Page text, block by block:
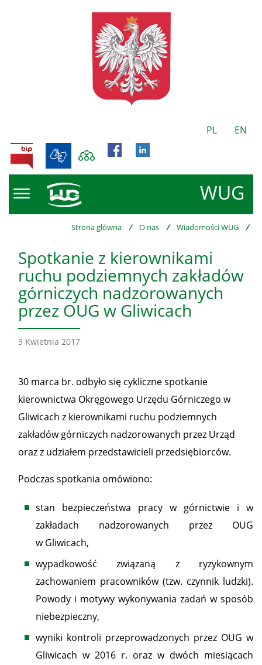
PL EN
WUG
BIP
Strona główna / O nas / Wiadomości WUG /
Spotkanie z kierownikami
ruchu podziemnych zakładów
górniczych nadzorowanych
przez OUG w Gliwicach
3 Kwietnia 2017
30 marca br. odbyło się cykliczne spotkanie
kierownictwa Okręgowego Urzędu Górniczego w
Gliwicach z kierownikami ruchu podziemnych
zakładów górniczych nadzorowanych przez Urząd
oraz z udziałem przedstawicieli przedsiębiorców.
Podczas spotkania omówiono:
stan bezpieczeństwa pracy w górnictwie i w
zakładach nadzorowanych przez OUG
w Gliwicach,
wypadkowość związaną z ryzykownym
zachowaniem pracowników (tzw. czynnik ludzki).
Powody i motywy wykonywania zadań w sposób
niebezpieczny,
wyniki kontroli przeprowadzonych przez OUG w
Gliwicach w 2016 r. oraz w dwóch miesiącach